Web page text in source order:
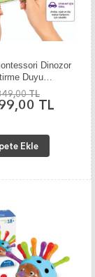
Dinozor
Duyu
TL
TL
Ekle